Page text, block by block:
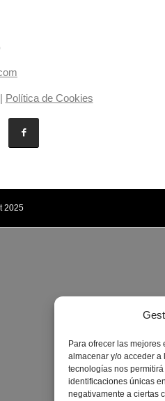
Para ofrecer las
almacenar y/o acceder
tecnologías nos
identificaciones únicas
negativamente a ciertas
Política de Cookies
2025